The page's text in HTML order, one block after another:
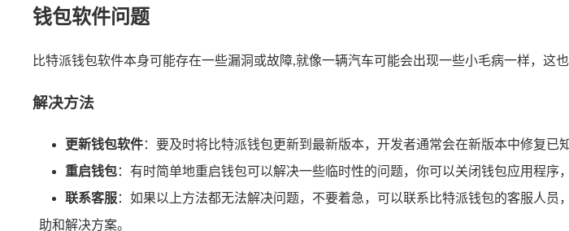
钱包软件问题
比特派钱包软件本身可能存在一些漏洞或故障,就像一辆汽车可能会出现一些小毛病一样，这也
解决方法
更新钱包软件：要及时将比特派钱包更新到最新版本，开发者通常会在新版本中修复
重启钱包：有时简单地重启钱包可以解决一些临时性的问题，你可以关闭钱包应用程序
联系客服：如果以上方法都无法解决问题，不要着急，可以联系比特派钱包的客服人
助和解决方案。